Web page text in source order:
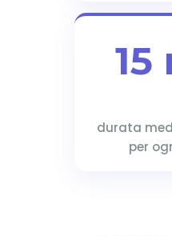
15
durata
per